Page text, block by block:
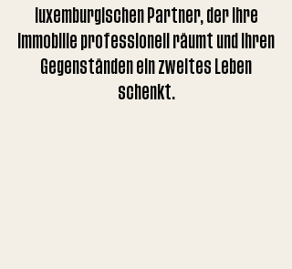
luxemburgischen Partner, der Ihre
Immobilie professionell räumt und Ihren
Gegenständen ein zweites Leben
schenkt.